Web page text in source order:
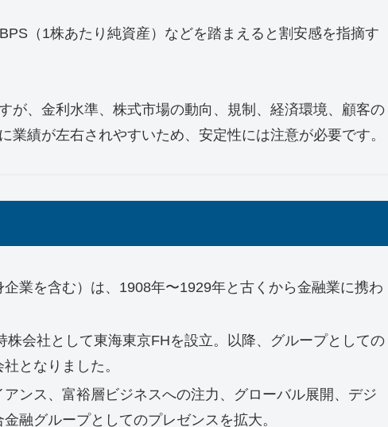
（1株あたり純資産）などを踏まえると割安感を指摘す
が、金利水準、株式市場の動向、規制、経済環境、顧客の
業績が左右されやすいため、安定性には注意が必要です。
業を含む）は、1908年〜1929年と古くから金融業に携わ
株会社として東海東京FHを設立。以降、グループとしての
となりました。
ンス、富裕層ビジネスへの注力、グローバル展開、デジ
融グループとしてのプレゼンスを拡大。